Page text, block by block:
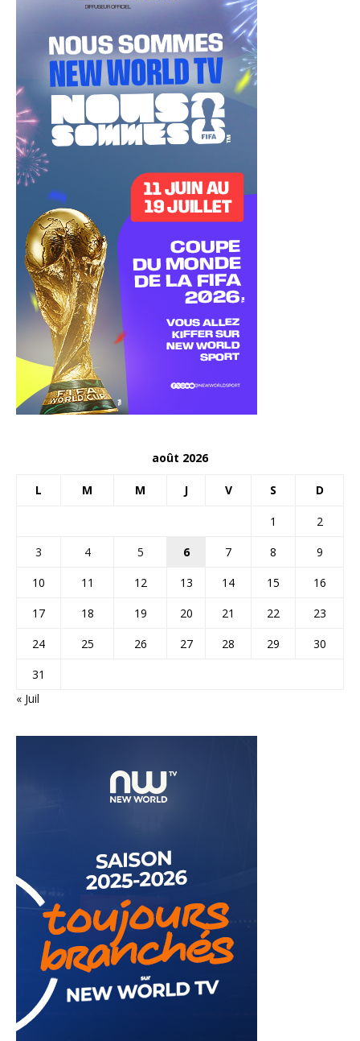
août 2026
L M M J V S D
1
2
3
4 5 6 7 8
9
10
11 12 13 14 15
16
17
18 19 20 21 22
23
24
25 26 27 28 29
30
31
« Juil